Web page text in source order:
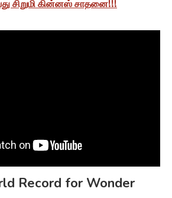
சிறுமி கின்னஸ் சாதனை!!!
Record for Wonder